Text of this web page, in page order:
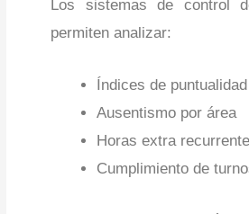
Los sistemas de control
permiten analizar:
Índices de puntualidad
Ausentismo por área
Horas extra
Cumplimiento de